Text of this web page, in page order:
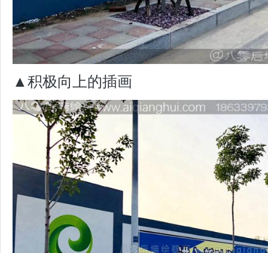
▲积极向上的插画